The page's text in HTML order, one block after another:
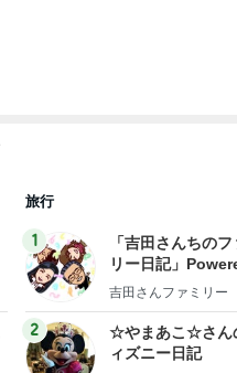
旅行
1
「吉田さんちの
リー日記」
y Ameba 吉田さ
ログ
吉田さんファミリー
2
☆やまあこ☆さん
ィズニー日記